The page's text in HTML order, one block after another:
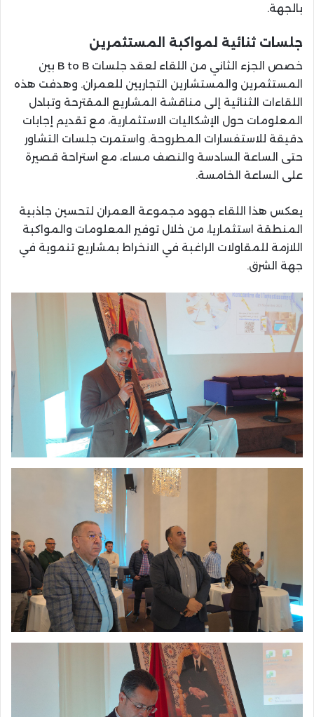
بالجهة.
جلسات ثنائية لمواكبة المستثمرين
خصص الجزء الثاني من اللقاء لعقد جلسات B to B بين
المستثمرين والمستشارين التجاريين للعمران. وهدفت هذه
اللقاءات الثنائية إلى مناقشة المشاريع المقترحة وتبادل
المعلومات حول الإشكاليات الاستثمارية، مع تقديم إجابات
دقيقة للاستفسارات المطروحة. واستمرت جلسات التشاور
حتى الساعة السادسة والنصف مساء، مع استراحة قصيرة
على الساعة الخامسة.
يعكس هذا اللقاء جهود مجموعة العمران لتحسين جاذبية
المنطقة استثماريا، من خلال توفير المعلومات والمواكبة
اللازمة للمقاولات الراغبة في الانخراط بمشاريع تنموية في
جهة الشرق.